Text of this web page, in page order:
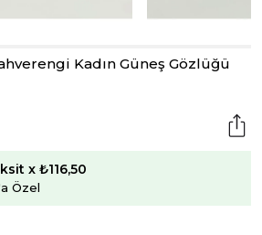
Kadın Güneş Gözlüğü
x ₺116,50
Özel